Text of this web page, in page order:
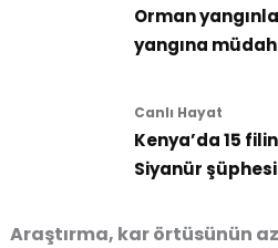
Orman
yangına
Canlı Hayat
Kenya’da 15
Siyanür
Araştırma, kar örtüsünün